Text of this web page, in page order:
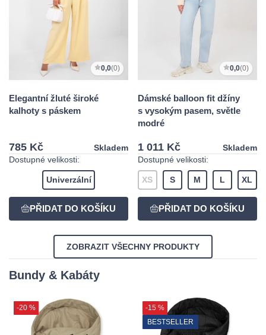
0,0(0)
Elegantní žluté široké
kalhoty s páskem
785 Kč
Skladem
Dostupné velikosti:
Univerzální
0,0(0)
Dámské balloon fit džíny
s vysokým pasem, světle
modré
1 011 Kč
Skladem
Dostupné velikosti:
XS S M L XL
ZOBRAZIT VŠECHNY PRODUKTY
Bundy & Kabáty
-20 %
-15 %
BESTSELLER